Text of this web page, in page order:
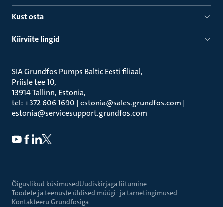
Kust osta
Kiirviite lingid
SIA Grundfos Pumps Baltic Eesti filiaal
Priisle tee 10
13914 Tallinn, Estonia
tel: +372 606 1690 | estonia@sales.grundfos.com |
estonia@servicesupport.grundfos.com
Õiguslikud küsimusedUudiskirjaga liitumine
Toodete ja teenuste üldised müügi- ja tarnetingimused
Kontakteeru Grundfosiga